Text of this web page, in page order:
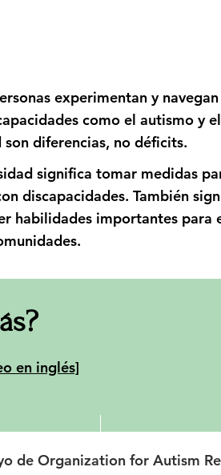
experimentan y
como el autismo y
diferencias, no déficits.
significa tomar medidas
discapacidades. También
habilidades importantes para
en inglés]
de Organization for Autism